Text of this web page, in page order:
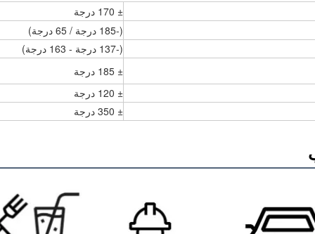
± 170 درجة
(-185 درجة / 65 درجة)
(-137 درجة - 163 درجة)
± 185 درجة
± 120 درجة
± 350 درجة